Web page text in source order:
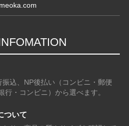
込、NP後払い（コンビニ・郵便
行・コンビニ）から選べます。
ついて